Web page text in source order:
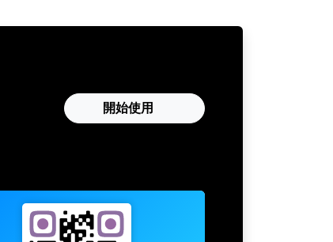
開始使用